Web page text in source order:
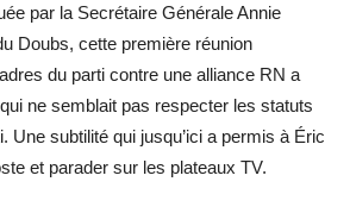
par la Secrétaire Générale Annie
Doubs, cette première réunion
du parti contre une alliance RN a
ne semblait pas respecter les statuts
Une subtilité qui jusqu’ici a permis à Éric
et parader sur les plateaux TV.